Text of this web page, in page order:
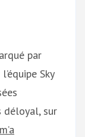
par
Sky
déloyal, sur